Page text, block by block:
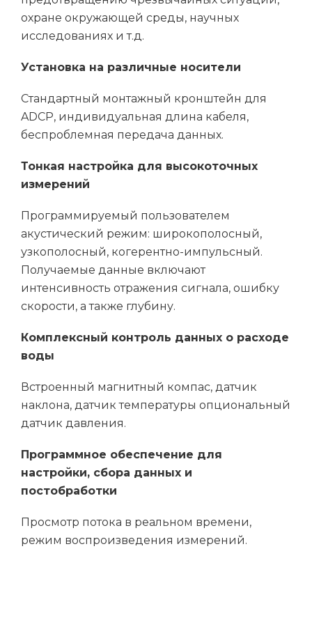
охране окружающей среды, научных
исследованиях и т.д.
Установка на различные носители
Стандартный монтажный кронштейн для
ADCP, индивидуальная длина кабеля,
беспроблемная передача данных.
Тонкая настройка для высокоточных
измерений
Программируемый пользователем
акустический режим: широкополосный,
узкополосный, когерентно-импульсный.
Получаемые данные включают
интенсивность отражения сигнала, ошибку
скорости, а также глубину.
Комплексный контроль данных о расходе
воды
Встроенный магнитный компас, датчик
наклона, датчик температуры опциональный
датчик давления.
Программное обеспечение для
настройки, сбора данных и
постобработки
Просмотр потока в реальном времени,
режим воспроизведения измерений.
Email
Название компании
Регион
Способ связи
Я согласен с политикой
конфиденциальности
Оставить заявку